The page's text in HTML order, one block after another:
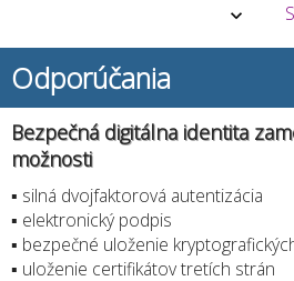
Odporúčania
Bezpečná digitálna identita
možnosti
▪ silná dvojfaktorová autentizácia
▪ elektronický podpis
▪ bezpečné uloženie
▪ uloženie certifikátov tretích strán